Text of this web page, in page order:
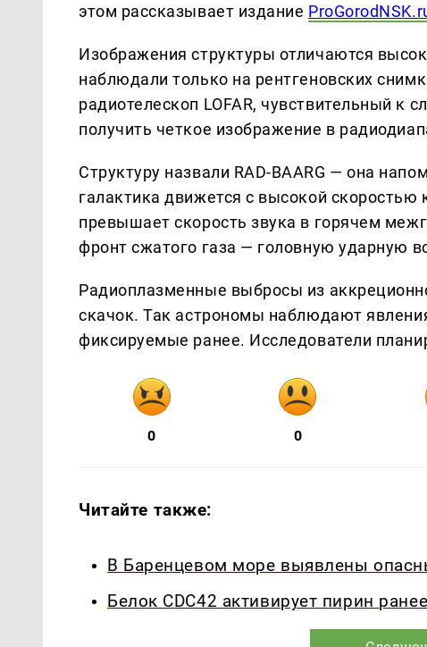
этом рассказывает издание
Изображения структуры отличаются
наблюдали только на рентгеновских
радиотелескоп LOFAR, чувствительный к
получить четкое изображение в
Структуру назвали RAD-BAARG — она
галактика движется с высокой скоростью
превышает скорость звука в горячем
фронт сжатого газа — головную ударную
Радиоплазменные выбросы из
скачок. Так астрономы наблюдают
фиксируемые ранее. Исследователи
0 0
Читайте также:
В Баренцевом море выявлены
Белок CDC42 активирует пирин